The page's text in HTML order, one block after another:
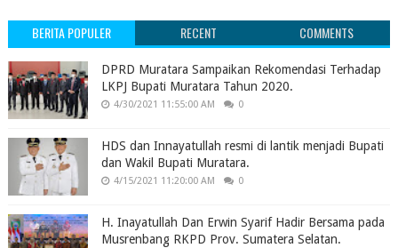
BERITA POPULER RECENT COMMENTS
DPRD Muratara Sampaikan Rekomendasi Terhadap
LKPJ Bupati Muratara Tahun 2020.
4/30/2021 11:55:00 AM 0
HDS dan Innayatullah resmi di lantik menjadi Bupati
dan Wakil Bupati Muratara.
4/15/2021 11:20:00 AM 0
H. Inayatullah Dan Erwin Syarif Hadir Bersama pada
Musrenbang RKPD Prov. Sumatera Selatan.